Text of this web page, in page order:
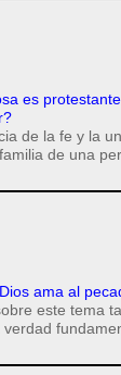
es
de la fe y la
de una
ama al
este tema